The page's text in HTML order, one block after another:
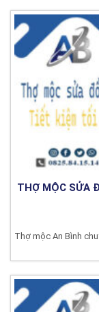
THỢ MỘC SỬA
Thợ mộc An Bình